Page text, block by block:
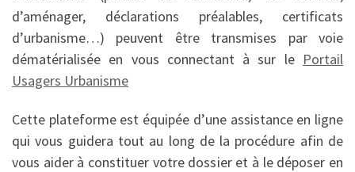
d’aménager, déclarations préalables, certificats
d’urbanisme…) peuvent être transmises par voie
dématérialisée en vous connectant à sur le Portail
Usagers Urbanisme
Cette plateforme est équipée d’une assistance en ligne
qui vous guidera tout au long de la procédure afin de
vous aider à constituer votre dossier et à le déposer en